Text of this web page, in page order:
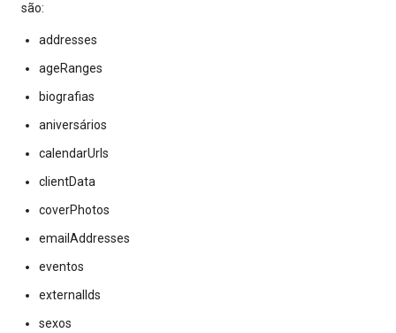
são:
addresses
ageRanges
biografias
aniversários
calendarUrls
clientData
coverPhotos
emailAddresses
eventos
externalIds
sexos